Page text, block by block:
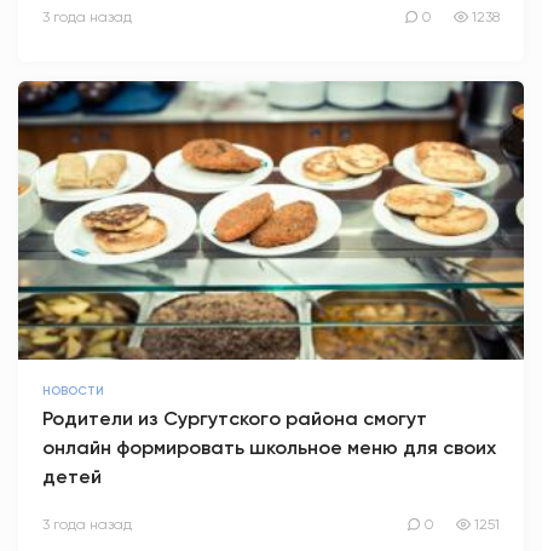
3 года назад 0 1238
НОВОСТИ
Родители из Сургутского района смогут
онлайн формировать школьное меню для своих
детей
3 года назад 0 1251